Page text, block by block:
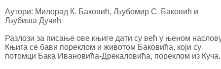
Аутори: Милорад К. Баковић, Љубомир С. Баковић и
Љубиша Дучић
Разлози за писање ове књиге дати су већ у њеном
Књига се бави пореклом и животом Баковића, који су
потомци Бака Ивановића-Дрекаловића, пореклом из Куча.